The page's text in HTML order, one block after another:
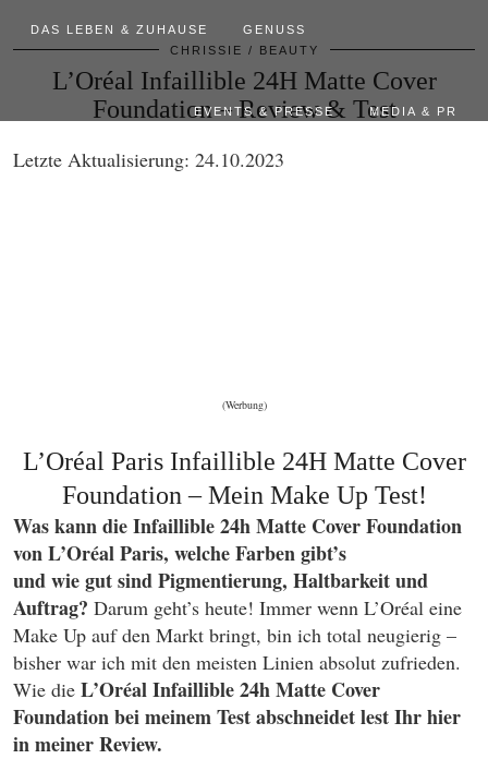
DAS LEBEN & ZUHAUSE GENUSS
EVENTS & PRESSE MEDIA & PR
CHRISSIE BEAUTY
L’Oréal Infaillible 24H Matte Cover
Foundation – Review & Test
Letzte Aktualisierung: 24.10.2023
(Werbung)
L’Oréal Paris Infaillible 24H Matte Cover
Foundation – Mein Make Up Test!
Was kann die Infaillible 24h Matte Cover Foundation
von L’Oréal Paris, welche Farben gibt’s
und wie gut sind Pigmentierung, Haltbarkeit und
Auftrag? Darum geht’s heute! Immer wenn L’Oréal eine
Make Up auf den Markt bringt, bin ich total neugierig –
bisher war ich mit den meisten Linien absolut zufrieden.
Wie die L’Oréal Infaillible 24h Matte Cover
Foundation bei meinem Test abschneidet lest Ihr hier
in meiner Review.